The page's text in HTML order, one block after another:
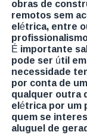
remotos sem
elétrica, entre
É importante
pode ser útil
necessidade
por conta de
qualquer outra
elétrica por um
quem se
aluguel de